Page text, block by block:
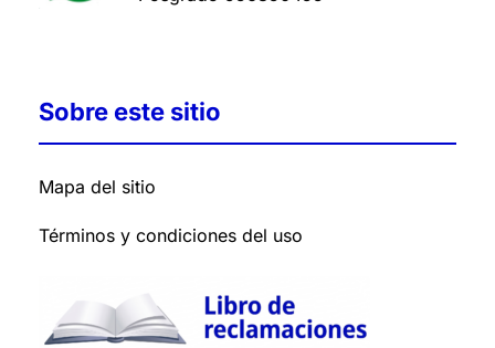
Sobre este sitio
Mapa del sitio
Términos y condiciones del uso